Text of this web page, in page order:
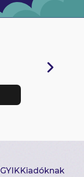
GYIKKiadóknak